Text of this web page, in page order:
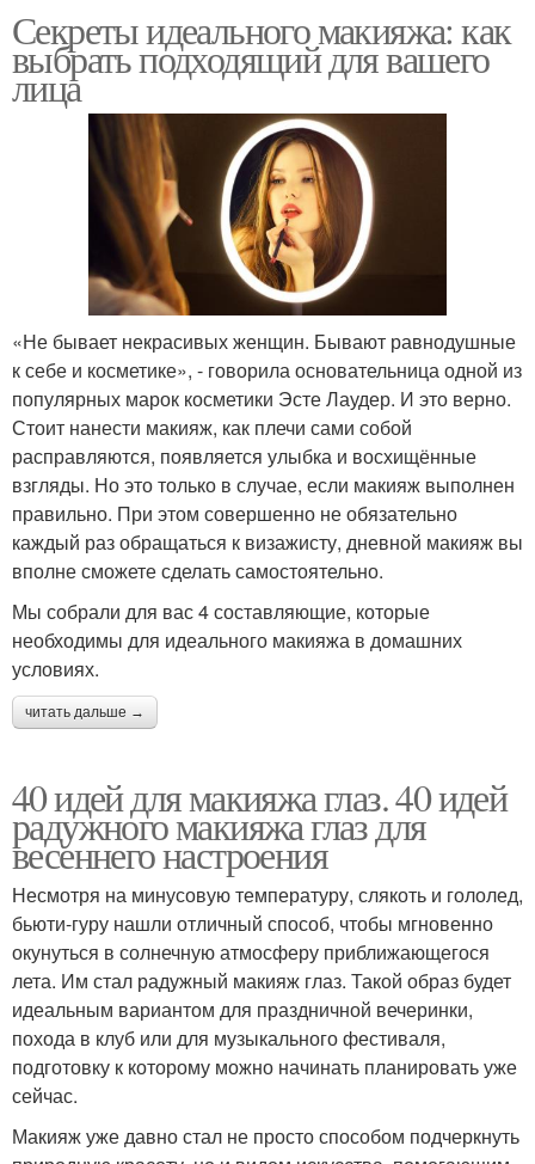
Секреты идеального макияжа: как
выбрать подходящий для вашего
лица
«Не бывает некрасивых женщин. Бывают равнодушные
к себе и косметике», - говорила основательница одной из
популярных марок косметики Эсте Лаудер. И это верно.
Стоит нанести макияж, как плечи сами собой
расправляются, появляется улыбка и восхищённые
взгляды. Но это только в случае, если макияж выполнен
правильно. При этом совершенно не обязательно
каждый раз обращаться к визажисту, дневной макияж вы
вполне сможете сделать самостоятельно.
Мы собрали для вас 4 составляющие, которые
необходимы для идеального макияжа в домашних
условиях.
читать дальше →
40 идей для макияжа глаз. 40 идей
радужного макияжа глаз для
весеннего настроения
Несмотря на минусовую температуру, слякоть и гололед,
бьюти-гуру нашли отличный способ, чтобы мгновенно
окунуться в солнечную атмосферу приближающегося
лета. Им стал радужный макияж глаз. Такой образ будет
идеальным вариантом для праздничной вечеринки,
похода в клуб или для музыкального фестиваля,
подготовку к которому можно начинать планировать уже
сейчас.
Макияж уже давно стал не просто способом подчеркнуть